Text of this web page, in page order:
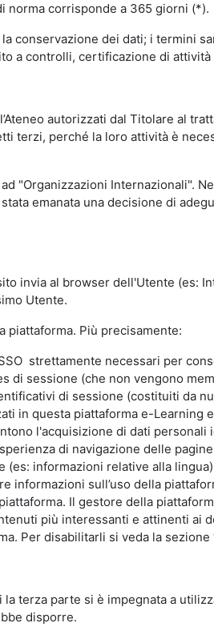
norma corrisponde a 365 giorni (*).
conservazione dei dati; i termini
a controlli, certificazione di
autorizzati dal Titolare al
terzi, perché la loro attività è
"Organizzazioni Internazionali".
emanata una decisione di
invia al browser dell'Utente (es:
Utente.
piattaforma. Più precisamente:
strettamente necessari per
di sessione (che non vengono
di sessione (costituiti da
in questa piattaforma e-
l'acquisizione di dati
di navigazione delle
(es: informazioni relative alla lingua)
informazioni sull’uso della
Il gestore della
più interessanti e attinenti
Per disabilitarli si veda la sezione
terza parte si è impegnata a
disporre.